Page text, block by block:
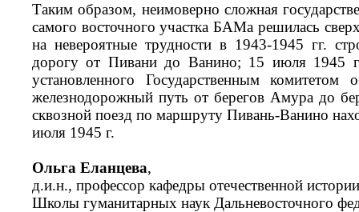
Таким образом, неимоверно сложная
самого восточного участка БАМа решилась
на невероятные трудности в 1943-1945 гг.
дорогу от Пивани до Ванино; 15 июля 1945
установленного Государственным
железнодорожный путь от берегов Амура до
сквозной поезд по маршруту Пивань-Ванино
июля 1945 г.
Ольга Еланцева,
д.и.н., профессор кафедры отечественной
Школы гуманитарных наук Дальневосточного